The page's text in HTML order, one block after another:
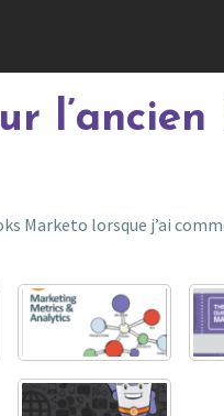
Marketo lorsque j’ai